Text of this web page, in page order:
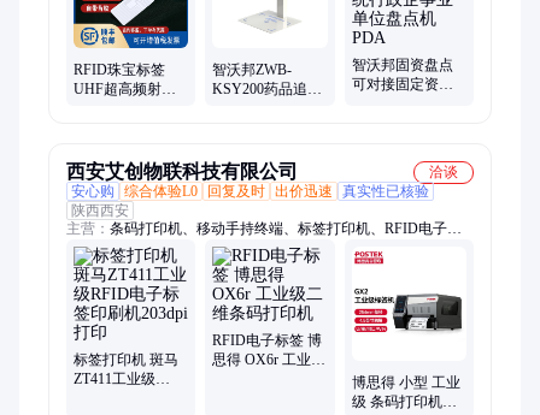
RFID珠宝标签
UHF超高频射频
智沃邦ZWB-
KSY200药品追溯
智沃邦固资盘点
可对接固定资产
西安艾创物联科技有限公司
洽谈
安心购
综合体验L0 回复及时 出价迅速
真实性已核验
陕西西安
主营： 条码打印机、移动手持终端、标签打印机、RFID电子标
签打印机、博思得打印机、霍尼韦尔扫描枪、PDA、思必拓手持
终端、RFID打印机、RFID手持终端、得利捷扫描枪
标签打印机 斑马
ZT411工业级
RFID电子标签 博
思得 OX6r 工业级
博思得 小型 工业
级 条码打印机